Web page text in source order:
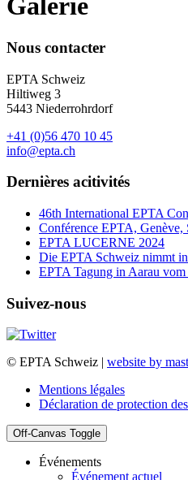
Galerie
Nous contacter
EPTA Schweiz
Hiltiweg 3
5443 Niederrohrdorf
+41 (0)56 470 10 45
info@epta.ch
Dernières acitivités
46th International EPTA
Conférence EPTA, Genève,
EPTA LUCERNE 2024
Die EPTA Schweiz nimmt
EPTA Tagung in Aarau
Suivez-nous
© EPTA Schweiz | website by
Mentions légales
Déclaration de protection
Off-Canvas Toggle
Événements
Événement actuel